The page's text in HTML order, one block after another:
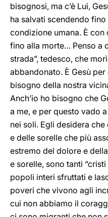
bisognosi, ma c’è Lui,
ha salvati scendendo
condizione umana. È
fino alla morte… Penso a
strada”, tedesco, che
abbandonato. È Gesù
bisogno della nostra
Anch’io ho bisogno che
a me, e per questo vado
nei soli. Egli desidera
e delle sorelle che più
estremo del dolore e
e sorelle, sono tanti
popoli interi sfruttati e
poveri che vivono agli
cui non abbiamo il